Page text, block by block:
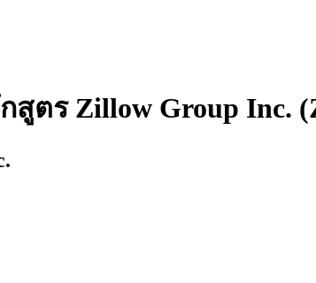
สูตร Zillow Group Inc.